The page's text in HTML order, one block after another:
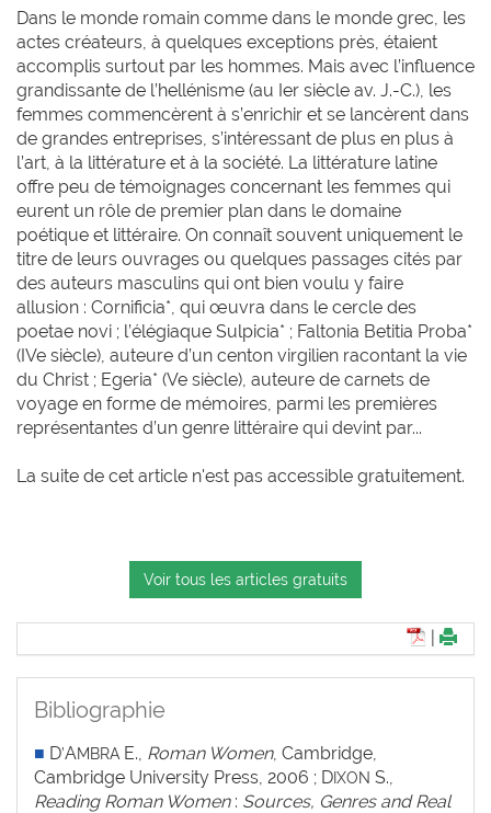
Dans le monde romain comme dans le monde grec, les
actes créateurs, à quelques exceptions près, étaient
accomplis surtout par les hommes. Mais avec l’influence
grandissante de l’hellénisme (au Ier siècle av. J.-C.), les
femmes commencèrent à s’enrichir et se lancèrent dans
de grandes entreprises, s’intéressant de plus en plus à
l’art, à la littérature et à la société. La littérature latine
offre peu de témoignages concernant les femmes qui
eurent un rôle de premier plan dans le domaine
poétique et littéraire. On connaît souvent uniquement le
titre de leurs ouvrages ou quelques passages cités par
des auteurs masculins qui ont bien voulu y faire
allusion : Cornificia*, qui œuvra dans le cercle des
poetae novi ; l’élégiaque Sulpicia* ; Faltonia Betitia Proba*
(IVe siècle), auteure d’un centon virgilien racontant la vie
du Christ ; Egeria* (Ve siècle), auteure de carnets de
voyage en forme de mémoires, parmi les premières
représentantes d’un genre littéraire qui devint par...
La suite de cet article n'est pas accessible gratuitement.
Voir tous les articles gratuits
Bibliographie
■ D’AMBRA E., Roman Women, Cambridge,
Cambridge University Press, 2006 ; DIXON S.,
Reading Roman Women: Sources, Genres and Real